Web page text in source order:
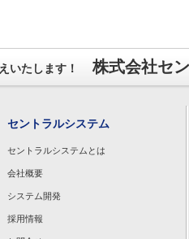
いたします！ 株式会社セ
セントラルシステム
セントラルシステムとは
会社概要
システム開発
採用情報